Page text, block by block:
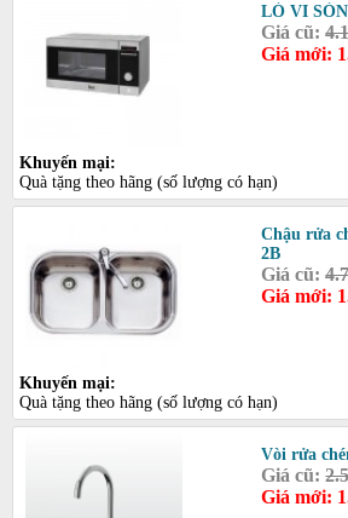
LÒ VI
Giá cũ:
Giá mới:
Khuyến mại:
Quà tặng theo hãng (số lượng có hạn)
Chậu rửa
2B
Giá cũ:
Giá mới:
Khuyến mại:
Quà tặng theo hãng (số lượng có hạn)
Vòi rửa
Giá cũ:
Giá mới: